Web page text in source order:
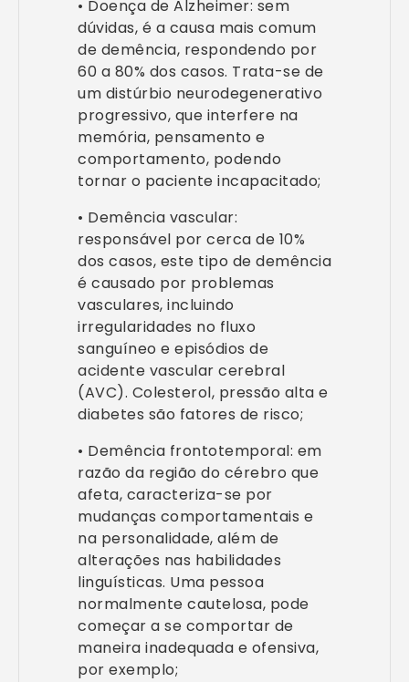
• Doença de Alzheimer: sem
dúvidas, é a causa mais comum
de demência, respondendo por
60 a 80% dos casos. Trata-se de
um distúrbio neurodegenerativo
progressivo, que interfere na
memória, pensamento e
comportamento, podendo
tornar o paciente incapacitado;
• Demência vascular:
responsável por cerca de 10%
dos casos, este tipo de demência
é causado por problemas
vasculares, incluindo
irregularidades no fluxo
sanguíneo e episódios de
acidente vascular cerebral
(AVC). Colesterol, pressão alta e
diabetes são fatores de risco;
• Demência frontotemporal: em
razão da região do cérebro que
afeta, caracteriza-se por
mudanças comportamentais e
na personalidade, além de
alterações nas habilidades
linguísticas. Uma pessoa
normalmente cautelosa, pode
começar a se comportar de
maneira inadequada e ofensiva,
por exemplo;